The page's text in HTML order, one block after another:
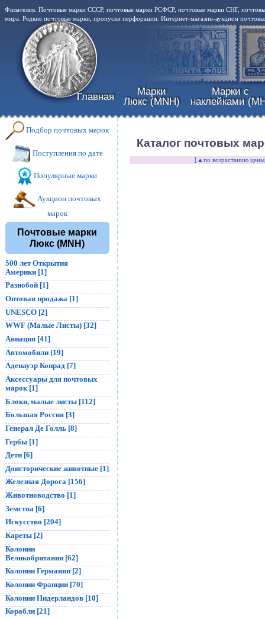
Филателия. Почтовые марки СССР, почтовые марки РСФСР, почтовые марки СНГ,
мира. Редкие почтовые марки, пропуски перфорации. Интернет-магазин-аукцион
Главная
Марки
Люкс (MNH)
Марки с
наклейками
Подбор почтовых марок
Поступления по дате
Популярные марки
Аукцион почтовых
марок
Почтовые марки
Люкс (MNH)
500 лет Открытия
Америки [1]
Разнобой [1]
Оптовая продажа [1]
UNESCO [2]
WWF (Малые Листы) [32]
Авиация [41]
Автомобили [19]
Аденауэр Конрад [7]
Аксессуары для почтовых
марок [1]
Блоки, малые листы [112]
Большая Россия [3]
Генерал Де Голль [8]
Гербы [1]
Дети [6]
Доисторические животные [1]
Железная Дорога [156]
Животноводство [1]
Земства [6]
Искусство [204]
Кареты [2]
Колонии
Великобритании [62]
Колонии Германии [2]
Колонии Франции [70]
Колонии Нидерландов [10]
Корабли [21]
Каталог почтовых
[▲по возрастанию